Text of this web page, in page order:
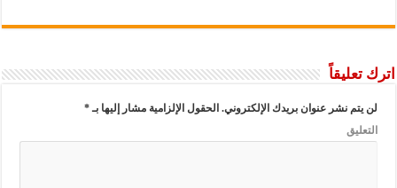
اترك تعليقاً
لن يتم نشر عنوان بريدك الإلكتروني. الحقول الإلزامية مشار إليها بـ*
التعليق